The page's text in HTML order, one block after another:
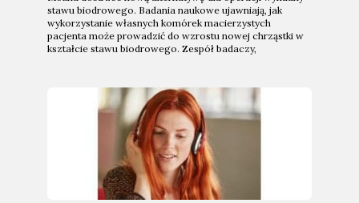
stawu biodrowego. Badania naukowe ujawniają, jak
wykorzystanie własnych komórek macierzystych
pacjenta może prowadzić do wzrostu nowej chrząstki w
kształcie stawu biodrowego. Zespół badaczy,